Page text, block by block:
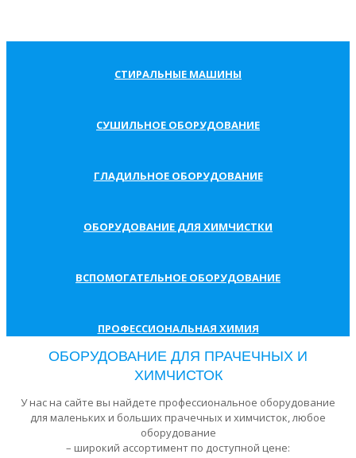
CТИРАЛЬНЫЕ МАШИНЫ
CУШИЛЬНОЕ ОБОРУДОВАНИЕ
ГЛАДИЛЬНОЕ ОБОРУДОВАНИЕ
ОБОРУДОВАНИЕ ДЛЯ ХИМЧИСТКИ
ВСПОМОГАТЕЛЬНОЕ ОБОРУДОВАНИЕ
ПРОФЕССИОНАЛЬНАЯ ХИМИЯ
ОБОРУДОВАНИЕ ДЛЯ ПРАЧЕЧНЫХ И
ХИМЧИСТОК
У нас на сайте вы найдете профессиональное оборудование
для маленьких и больших прачечных и химчисток, любое
оборудование
– широкий ассортимент по доступной цене: